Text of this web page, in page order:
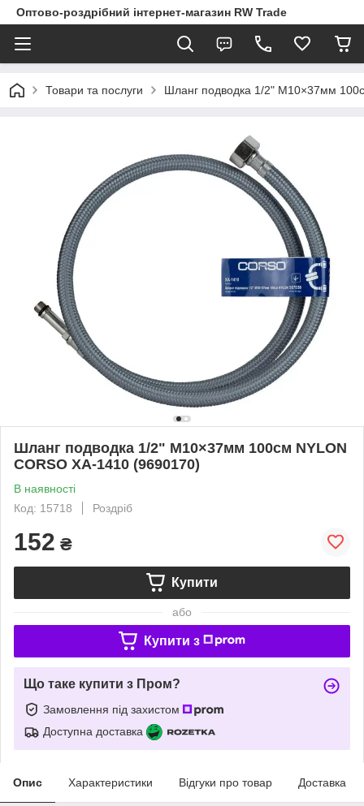
Оптово-роздрібний інтернет-магазин RW Trade
Товари та послуги Шланг подводка 1/2" М10×37мм
Шланг подводка 1/2" М10×37мм 100см NYLON
CORSO XA-1410 (9690170)
В наявності
Код: 15718
Роздріб
152 ₴
Купити
або
Купити з
Що таке купити з Пром?
Замовлення під захистом
Доступна доставка
Опис Характеристики Відгуки про товар Доставка